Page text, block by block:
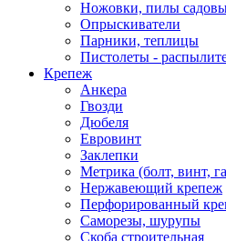
Ножовки, пилы
Опрыскиватели
Парники, теплицы
Пистолеты -
Крепеж
Анкера
Гвозди
Дюбеля
Евровинт
Заклепки
Метрика (болт, винт,
Нержавеющий крепеж
Перфорированный
Саморезы, шурупы
Скоба строительная